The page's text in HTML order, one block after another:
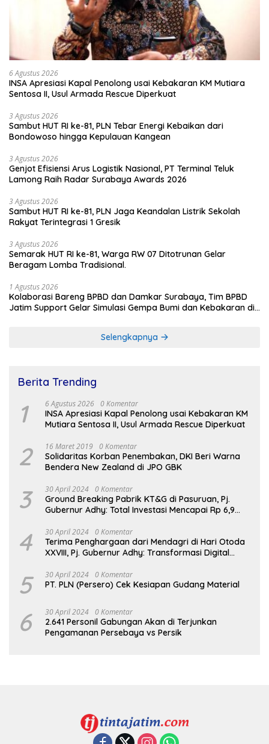
6 Agustus 2026
INSA Apresiasi Kapal Penolong usai Kebakaran KM Mutiara
Sentosa II, Usul Armada Rescue Diperkuat
3 Agustus 2026
Sambut HUT RI ke-81, PLN Tebar Energi Kebaikan dari
Bondowoso hingga Kepulauan Kangean
3 Agustus 2026
Genjot Efisiensi Arus Logistik Nasional, PT Terminal Teluk
Lamong Raih Radar Surabaya Awards 2026
3 Agustus 2026
Sambut HUT RI ke-81, PLN Jaga Keandalan Listrik Sekolah
Rakyat Terintegrasi 1 Gresik
3 Agustus 2026
Semarak HUT RI ke-81, Warga RW 07 Ditotrunan Gelar
Beragam Lomba Tradisional.
1 Agustus 2026
Kolaborasi Bareng BPBD dan Damkar Surabaya, Tim BPBD
Jatim Support Gelar Simulasi Gempa Bumi dan Kebakaran di
Selengkapnya
Berita Trending
1 6 Agustus 2026 0 Komentar
INSA Apresiasi Kapal Penolong usai Kebakaran KM
Mutiara Sentosa II, Usul Armada Rescue Diperkuat
2 16 Maret 2019 0 Komentar
Solidaritas Korban Penembakan, DKI Beri Warna
Bendera New Zealand di JPO GBK
3 30 April 2024 0 Komentar
Ground Breaking Pabrik KT&G di Pasuruan, Pj.
Gubernur Adhy: Total Investasi Mencapai Rp 6,9
4 30 April 2024 0 Komentar
Terima Penghargaan dari Mendagri di Hari Otoda
XXVIII, Pj. Gubernur Adhy: Transformasi Digital
Keberhasilan Jatim
5 30 April 2024 0 Komentar
PT. PLN (Persero) Cek Kesiapan Gudang Material
6 30 April 2024 0 Komentar
2.641 Personil Gabungan Akan di Terjunkan
Pengamanan Persebaya vs Persik